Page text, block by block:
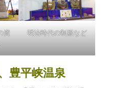
資
明治時代の制服など
豊平峡温泉